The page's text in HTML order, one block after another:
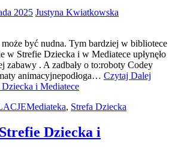
2025 Justyna Kwiatkowska
być nudna. Tym bardziej w bibliotece
w Strefie Dziecka i w Mediatece upłynęło
zabawy . A zadbały o to:roboty Codey
animacyjnepodłoga… Czytaj Dalej
i Mediatece
Mediateka, Strefa Dziecka
Dziecka i